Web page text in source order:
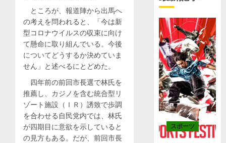
ところが、報道陣から出馬へ
の考えを問われると、「今は新
型コロナウイルスの収束に向け
て懸命に取り組んでいる。今後
についてどうするか決めていま
せん」と述べるにとどめた。
四年前の前回市長選で林氏を
推薦し、カジノを含む統合型リ
ゾート施設（ＩＲ）誘致で歩調
を合わせる自民党内では、林氏
が四期目に意欲を示していると
の見方もある。だが、前回市長
スポーツ